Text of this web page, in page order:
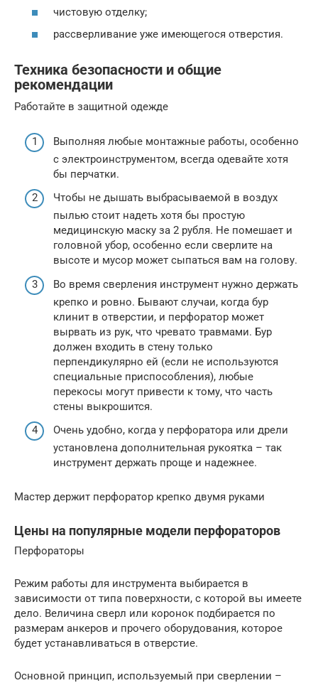
чистовую отделку;
рассверливание уже имеющегося отверстия.
Техника безопасности и общие
рекомендации
Работайте в защитной одежде
Выполняя любые монтажные работы, особенно
с электроинструментом, всегда одевайте хотя
бы перчатки.
Чтобы не дышать выбрасываемой в воздух
пылью стоит надеть хотя бы простую
медицинскую маску за 2 рубля. Не помешает и
головной убор, особенно если сверлите на
высоте и мусор может сыпаться вам на голову.
Во время сверления инструмент нужно держать
крепко и ровно. Бывают случаи, когда бур
клинит в отверстии, и перфоратор может
вырвать из рук, что чревато травмами. Бур
должен входить в стену только
перпендикулярно ей (если не используются
специальные приспособления), любые
перекосы могут привести к тому, что часть
стены выкрошится.
Очень удобно, когда у перфоратора или дрели
установлена дополнительная рукоятка – так
инструмент держать проще и надежнее.
Мастер держит перфоратор крепко двумя руками
Цены на популярные модели перфораторов
Перфораторы
Режим работы для инструмента выбирается в
зависимости от типа поверхности, с которой вы имеете
дело. Величина сверл или коронок подбирается по
размерам анкеров и прочего оборудования, которое
будет устанавливаться в отверстие.
Основной принцип, используемый при сверлении –